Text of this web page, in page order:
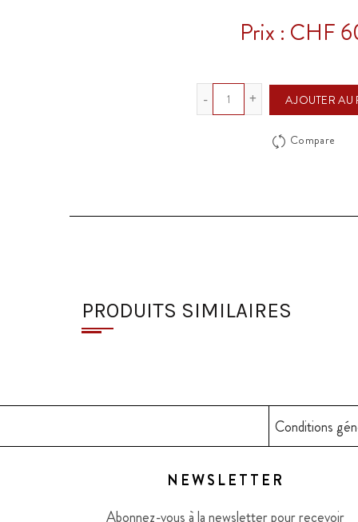
Prix : CHF
Quantité
AJOUTER AU
Compare
PRODUITS SIMILAIRES
Conditions
NEWSLETTER
Abonnez-vous à la newsletter pour recevoir